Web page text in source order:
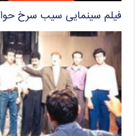
فیلم سینمایی سیب سرخ حوا